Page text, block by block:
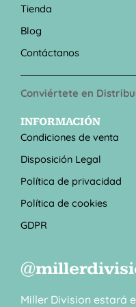
Tienda
Blog
Contáctanos
Conviértete en
INFORMACIÓN
Condiciones de venta
Disposición Legal
Política de privacidad
Política de cookies
GDPR
Miller Division estará